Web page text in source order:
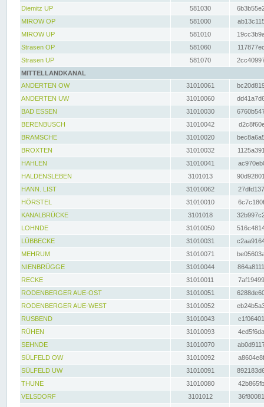
Diemitz UP
581030
MIROW OP
581000
MIROW UP
581010
Strasen OP
581060
Strasen UP
581070
MITTELLANDKANAL
ANDERTEN OW
31010061
ANDERTEN UW
31010060
BAD ESSEN
31010030
BERENBUSCH
31010042
BRAMSCHE
31010020
BROXTEN
31010032
HAHLEN
31010041
HALDENSLEBEN
3101013
HANN. LIST
31010062
HÖRSTEL
31010010
KANALBRÜCKE
3101018
LOHNDE
31010050
LÜBBECKE
31010031
MEHRUM
31010071
NIENBRÜGGE
31010044
RECKE
31010011
RODENBERGER AUE-OST
31010051
RODENBERGER AUE-WEST
31010052
RUSBEND
31010043
RÜHEN
31010093
SEHNDE
31010070
SÜLFELD OW
31010092
SÜLFELD UW
31010091
THUNE
31010080
VELSDORF
3101012